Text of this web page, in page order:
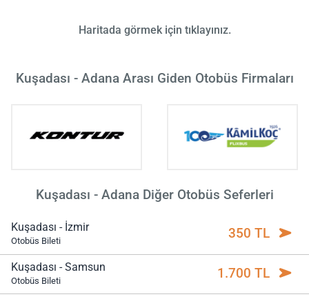
Haritada görmek için tıklayınız.
Kuşadası - Adana Arası Giden Otobüs Firmaları
Kuşadası - Adana Diğer Otobüs Seferleri
Kuşadası - İzmir
Otobüs Bileti 350 TL
Kuşadası - Samsun
Otobüs Bileti 1.700 TL